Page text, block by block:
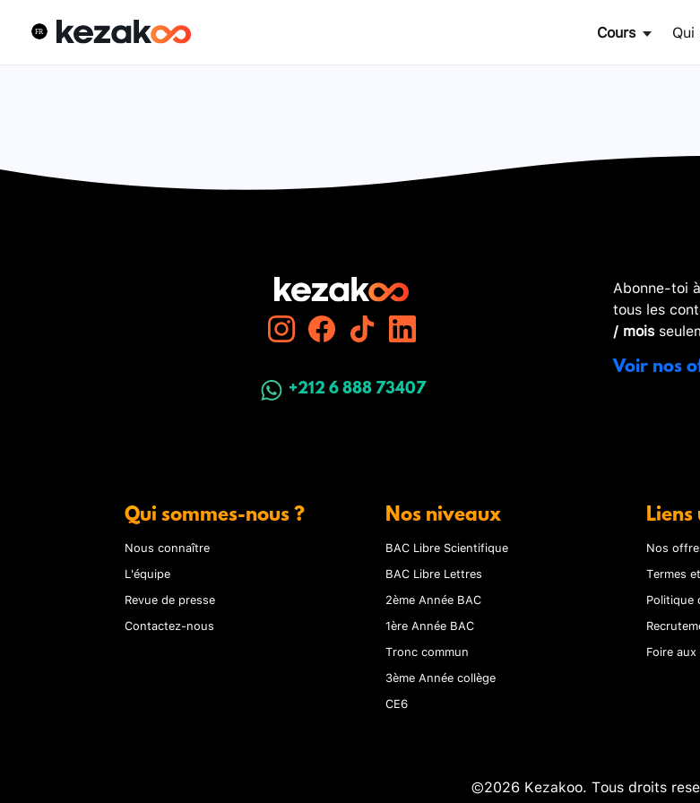
Cours
+212 6 888 73407
Abonne-toi
tous les
/ mois
Voir nos
Qui sommes-nous ?
Nous connaître
L'équipe
Revue de presse
Contactez-nous
Nos niveaux
BAC Libre Scientifique
BAC Libre Lettres
2ème Année BAC
1ère Année BAC
Tronc commun
3ème Année collège
CE6
Liens
Nos
Termes
Politique
Foire
©2026 Kezakoo. Tous droits